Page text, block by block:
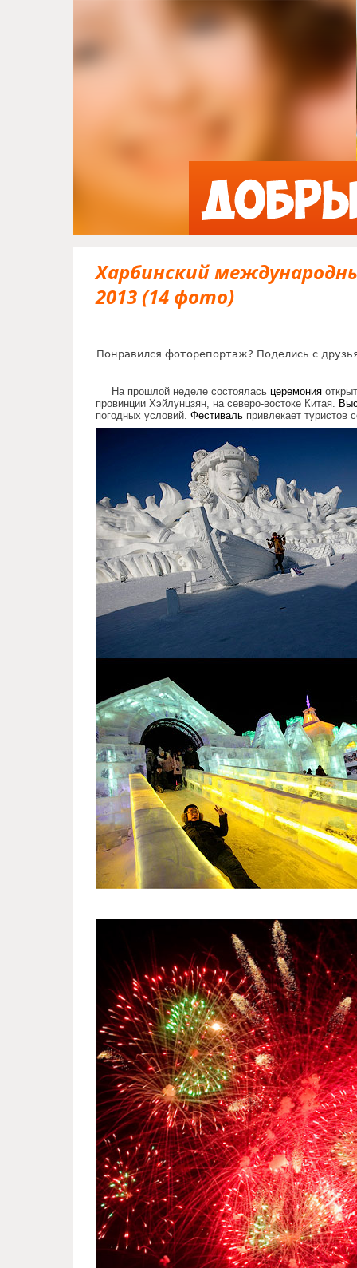
Харбинский
2013 (14 фото)
Понравился фоторепортаж? Поделись с
На прошлой неделе состоялась церемония
провинции Хэйлунцзян, на северо-востоке Китая.
погодных условий. Фестиваль привлекает туристов